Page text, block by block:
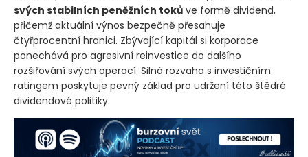
svých stabilních peněžních toků ve formě dividend,
přičemž aktuální výnos bezpečně přesahuje
čtyřprocentní hranici. Zbývající kapitál si korporace
ponechává pro agresivní reinvestice do dalšího
rozšiřování svých operací. Silná rozvaha s investičním
ratingem poskytuje pevný základ pro udržení této štědré
dividendové politiky.